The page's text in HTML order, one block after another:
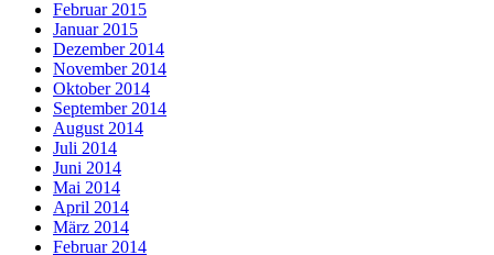
Februar 2015
Januar 2015
Dezember 2014
November 2014
Oktober 2014
September 2014
August 2014
Juli 2014
Juni 2014
Mai 2014
April 2014
März 2014
Februar 2014